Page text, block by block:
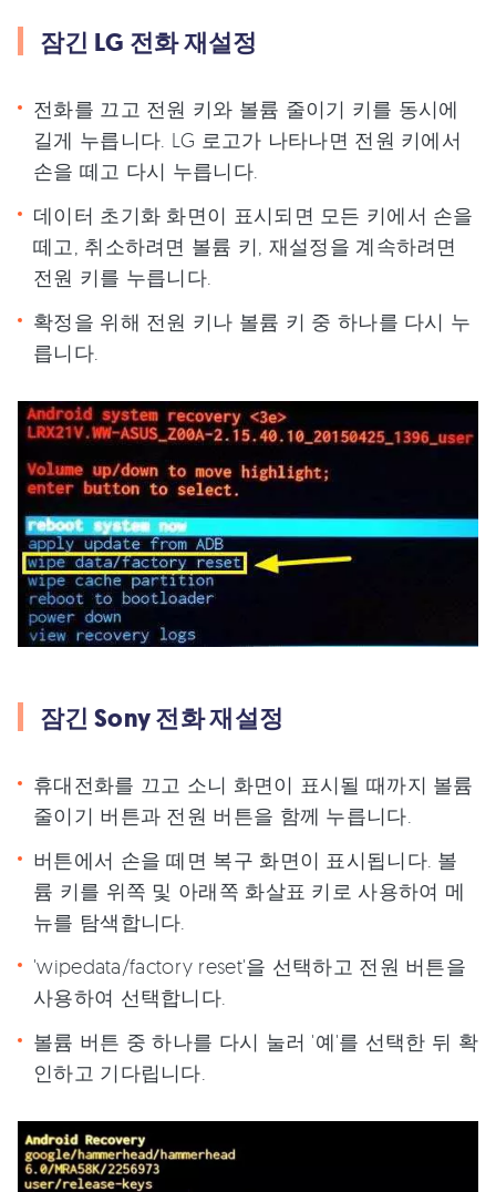
잠긴 LG 전화 재설정
전화를 끄고 전원 키와 볼륨 줄이기 키를 동시에
길게 누릅니다. LG 로고가 나타나면 전원 키에서
손을 떼고 다시 누릅니다.
데이터 초기화 화면이 표시되면 모든 키에서 손을
떼고, 취소하려면 볼륨 키, 재설정을 계속하려면
전원 키를 누릅니다.
확정을 위해 전원 키나 볼륨 키 중 하나를 다시 누
릅니다.
잠긴 Sony 전화 재설정
휴대전화를 끄고 소니 화면이 표시될 때까지 볼륨
줄이기 버튼과 전원 버튼을 함께 누릅니다.
버튼에서 손을 떼면 복구 화면이 표시됩니다. 볼
륨 키를 위쪽 및 아래쪽 화살표 키로 사용하여 메
뉴를 탐색합니다.
'wipedata/factory reset'을 선택하고 전원 버튼을
사용하여 선택합니다.
볼륨 버튼 중 하나를 다시 눌러 '예'를 선택한 뒤 확
인하고 기다립니다.